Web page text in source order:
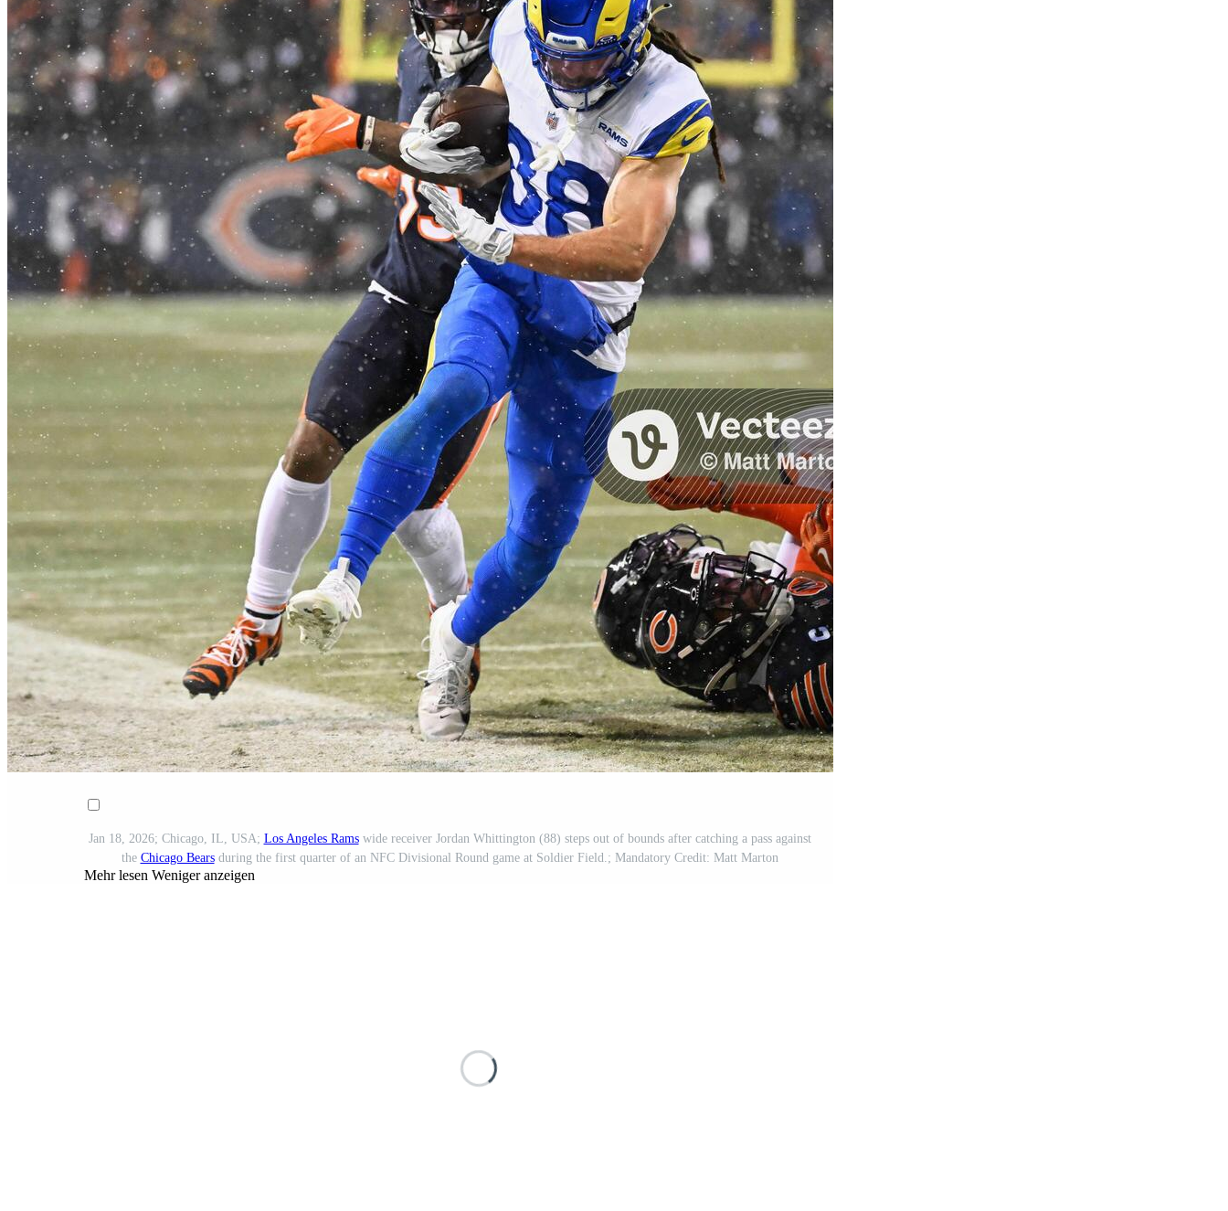
Jan 18, 2026; Chicago, IL, USA; Los Angeles Ramswide receiver Jordan Whittington (88) steps out of bounds after catching a pass against
the Chicago Bearsduring the first quarter of an NFC Divisional Round game at Soldier Field.; Mandatory Credit: Matt Marton
Mehr lesen Weniger anzeigen